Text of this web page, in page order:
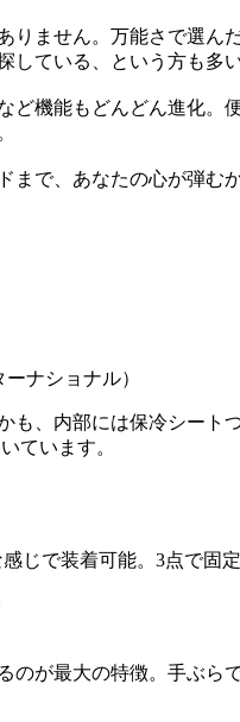
ません。万能さで選
ている、という方も多
機能もどんどん進化
で、あなたの心が弾む
ナショナル）
も、内部には保冷シー
ています。
じで装着可能。3点で
が最大の特徴。手ぶ